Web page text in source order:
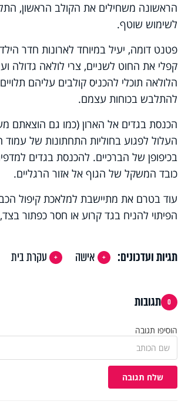
הראשונה משחילים את הקולב הראשון,
לשימוש שוטף.
פטנט דומה, יעיל במיוחד לארונות חדר
קפלי את החוט לשניים, צרי לולאה גדולה
הלולאה תוכלי להכניס קולבים עליהם
להתלבש בכוחות עצמם.
הכנסת בגדים אל הארון (כמו גם הוצאתם
העלול לפגוע בחוליות התחתונות של
בכיפופן של הברכיים. להכנסת בגדים
כובד המשקל של הגוף אל אזור הרגליים.
עוד בטרם את מתיישבת למלאכת קיפול
הפיתוי להניח בגד קרוע או חסר כפתור
תגיות ועדכונים: אישה עקרת בית
0 תגובות
הוסיפו תגובה
שלח תגובה